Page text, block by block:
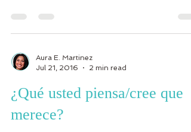
Aura E. Martinez
Jul 21, 2016
2 min read
¿Qué usted piensa/cree que
merece?